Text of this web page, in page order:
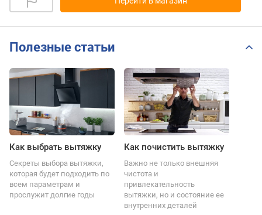
Полезные статьи
Как выбрать вытяжку
Секреты выбора вытяжки,
которая будет подходить по
всем параметрам и
прослужит долгие годы
Как почистить вытяжку
Важно не только внешняя
чистота и
привлекательность
вытяжки, но и состояние ее
внутренних деталей